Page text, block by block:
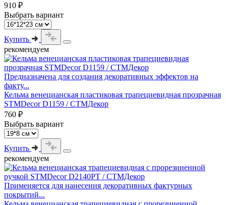
910 ₽
Выбрать вариант
Купить
рекомендуем
Предназначена для создания декоративных эффектов на
факту...
Кельма венецианская пластиковая трапециевидная прозрачная
STMDecor D1159 / СТМДекор
760 ₽
Выбрать вариант
Купить
рекомендуем
Применяется для нанесения декоративных фактурных
покрытий...